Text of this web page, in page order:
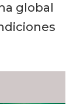
global